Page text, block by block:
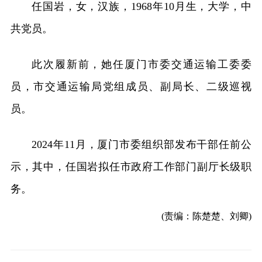
任国岩，女，汉族，1968年10月生，大学，中
共党员。
此次履新前，她任厦门市委交通运输工委委
员，市交通运输局党组成员、副局长、二级巡视
员。
2024年11月，厦门市委组织部发布干部任前公
示，其中，任国岩拟任市政府工作部门副厅长级职
务。
(责编：陈楚楚、刘卿)